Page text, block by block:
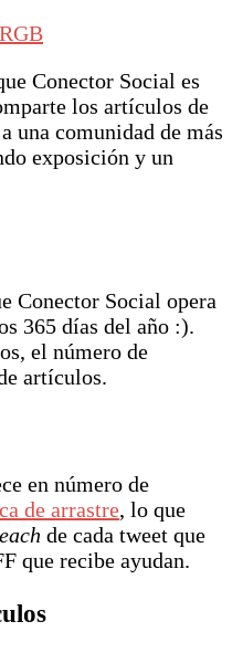
Conector Social es
los artículos de
una comunidad de más
exposición y un
Conector Social opera
365 días del año :).
el número de
artículos.
en número de
de arrastre, lo que
de cada tweet que
que recibe ayudan.